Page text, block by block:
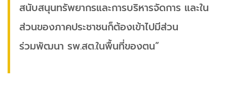
สนับสนุนทรัพยากรและการบริหารจัดการ และใน
ส่วนของภาคประชาชนก็ต้องเข้าไปมีส่วน
ร่วมพัฒนา รพ.สต.ในพื้นที่ของตน”